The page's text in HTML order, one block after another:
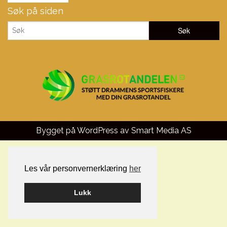
Les vår personvernerklæring her
Lukk
Søk på siden
Bygget på WordPress av Smart Media AS